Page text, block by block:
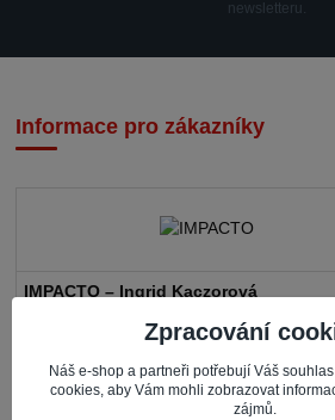
newsletteru.
Informace pro zákazníky
IMPACTO – Ingrid Kaczorová
735 81 Bohumín – Nový Bohumín
Zpracování
Náš e-shop a partneři potřebují Váš
cookies, aby Vám mohli zobrazovat
zájmů.